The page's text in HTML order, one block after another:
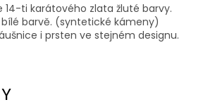
14-ti karátového zlata žluté barvy.
bílé barvě. (syntetické kámeny)
i prsten ve stejném designu.